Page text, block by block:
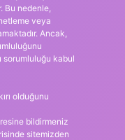
Bu nedenle,
veya
Ancak,
sorumluluğu kabul
olduğunu
bildirmeniz
sitemizden